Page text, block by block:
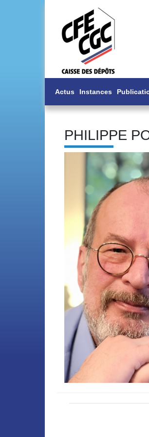
Actus Instances
PHILIPPE